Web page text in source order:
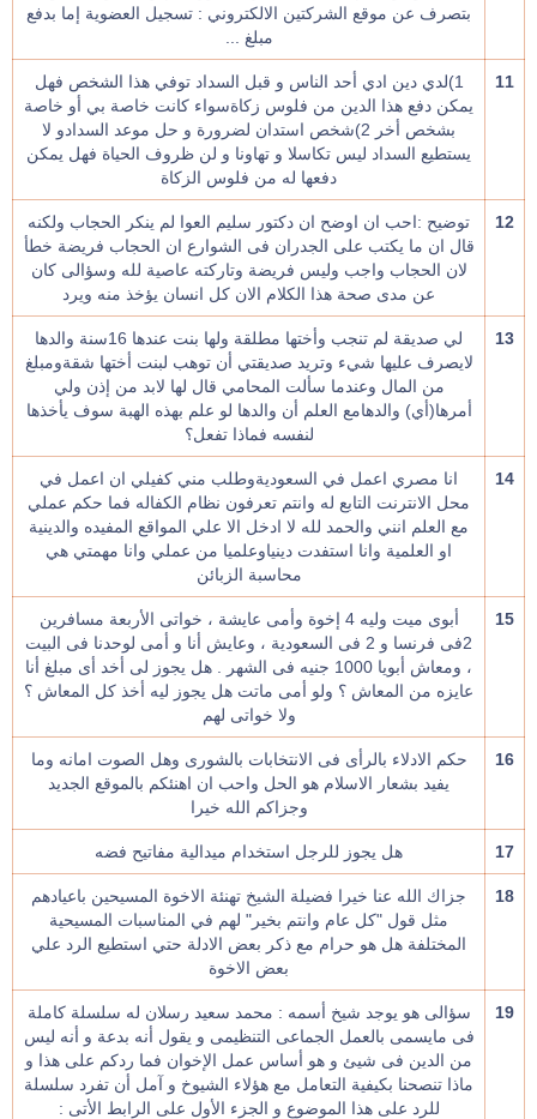
بتصرف عن موقع الشركتين الالكتروني : تسجيل العضوية إما بدفع
مبلغ ...
11
1)لدي دين ادي أحد الناس و قبل السداد توفي هذا الشخص فهل
يمكن دفع هذا الدين من فلوس زكاةسواء كانت خاصة بي أو خاصة
بشخص أخر 2)شخص استدان لضرورة و حل موعد السدادو لا
يستطيع السداد ليس تكاسلا و تهاونا و لن ظروف الحياة فهل يمكن
دفعها له من فلوس الزكاة
12
توضيح :احب ان اوضح ان دكتور سليم العوا لم ينكر الحجاب ولكنه
قال ان ما يكتب على الجدران فى الشوارع ان الحجاب فريضة خطأ
لان الحجاب واجب وليس فريضة وتاركته عاصية لله وسؤالى كان
عن مدى صحة هذا الكلام الان كل انسان يؤخذ منه ويرد
13
لي صديقة لم تنجب وأختها مطلقة ولها بنت عندها 16سنة والدها
لايصرف عليها شيء وتريد صديقتي أن توهب لبنت أختها شقةومبلغ
من المال وعندما سألت المحامي قال لها لابد من إذن ولي
أمرها(أي) والدهامع العلم أن والدها لو علم بهذه الهبة سوف يأخذها
لنفسه فماذا تفعل؟
14
انا مصري اعمل في السعوديةوطلب مني كفيلي ان اعمل في
محل الانترنت التابع له وانتم تعرفون نظام الكفاله فما حكم عملي
مع العلم انني والحمد لله لا ادخل الا علي المواقع المفيده والدينية
او العلمية وانا استفدت دينياوعلميا من عملي وانا مهمتي هي
محاسبة الزبائن
15
أبوى ميت وليه 4 إخوة وأمى عايشة ، خواتى الأربعة مسافرين
2فى فرنسا و 2 فى السعودية ، وعايش أنا و أمى لوحدنا فى البيت
، ومعاش أبويا 1000 جنيه فى الشهر . هل يجوز لى أخد أى مبلغ أنا
عايزه من المعاش ؟ ولو أمى ماتت هل يجوز ليه أخذ كل المعاش ؟
ولا خواتى لهم
16
حكم الادلاء بالرأى فى الانتخابات بالشورى وهل الصوت امانه وما
يفيد بشعار الاسلام هو الحل واحب ان اهنئكم بالموقع الجديد
وجزاكم الله خيرا
17 هل يجوز للرجل استخدام ميدالية مفاتيح فضه
18
جزاك الله عنا خيرا فضيلة الشيخ تهنئة الاخوة المسيحين باعيادهم
مثل قول "كل عام وانتم بخير" لهم في المناسبات المسيحية
المختلفة هل هو حرام مع ذكر بعض الادلة حتي استطيع الرد علي
بعض الاخوة
19
سؤالى هو يوجد شيخ أسمه : محمد سعيد رسلان له سلسلة كاملة
فى مايسمى بالعمل الجماعى التنظيمى و يقول أنه بدعة و أنه ليس
من الدين فى شيئ و هو أساس عمل الإخوان فما ردكم على هذا و
ماذا تنصحنا بكيفية التعامل مع هؤلاء الشيوخ و آمل أن تفرد سلسلة
للرد على هذا الموضوع و الجزء الأول على الرابط الأتى :